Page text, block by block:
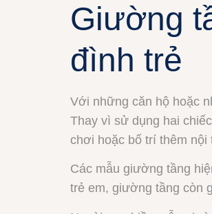
Giường
đình trẻ
Với những căn hộ hoặc
Thay vì sử dụng hai
chơi hoặc bố trí thêm nội
Các mẫu giường tầng
trẻ em, giường tầng còn